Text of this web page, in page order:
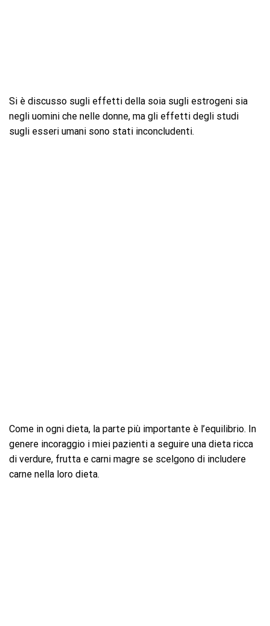
Si è discusso sugli effetti della soia sugli estrogeni sia
negli uomini che nelle donne, ma gli effetti degli studi
sugli esseri umani sono stati inconcludenti.
Come in ogni dieta, la parte più importante è l’equilibrio. In
genere incoraggio i miei pazienti a seguire una dieta ricca
di verdure, frutta e carni magre se scelgono di includere
carne nella loro dieta.